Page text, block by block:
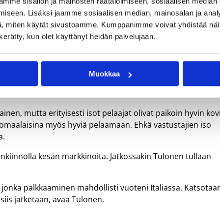
Lisäksi jaamme sosiaalisen median, mainosalan ja
miten käytät sivustoamme. Kumppanimme voivat yhdistää
kun olet käyttänyt heidän palvelujaan.
Muokkaa
en niinkään. Onneksi pääsin koko kevään
tosi hyvää treeniä. Minä ja kyseinen seura halusimme
presidentti esti seurasiirron loppuun asti, Tulonen
Espanjassa ja Saksassa, joten Italia oli uusi kokemus.
joten ulkomaalaispelaajien taso oli kova. Tulosen
pienet.
mutta erityisesti isot pelaajat olivat paikoin hyvin
myös hyviä pelaamaan. Ehkä vastustajien iso
kesän markkinoita. Jatkossakin Tulonen tullaan
palkkaaminen mahdollisti vuoteni Italiassa.
jatketaan, avaa Tulonen.